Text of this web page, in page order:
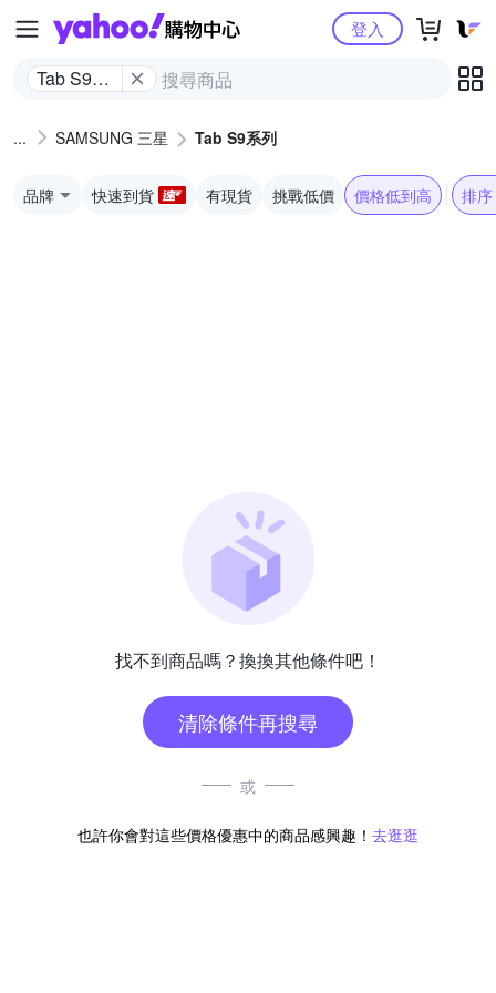
Yahoo購物中心
Tab S9系
登入
SAMSUNG 三星 Tab S9系列
品牌 快速到貨 有現貨 挑戰低價 價格低到高 排序
找不到商品嗎？換換其他條件吧！
清除條件再搜尋
或
也許你會對這些價格優惠中的商品感興趣！ 去逛逛